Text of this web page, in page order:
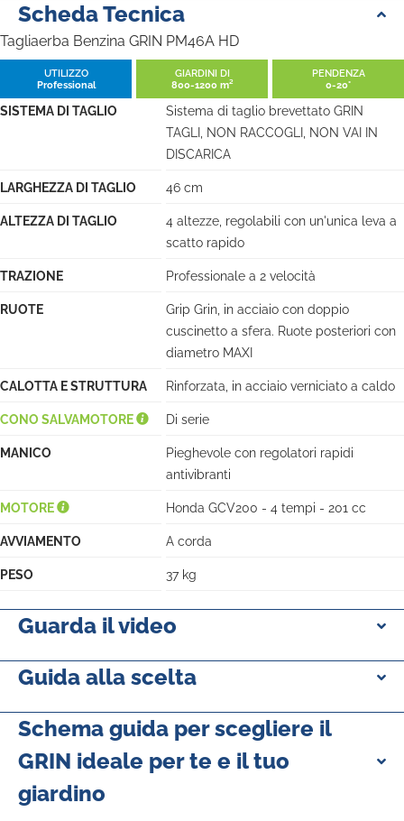
Scheda Tecnica
Tagliaerba Benzina GRIN PM46A HD
UTILIZZO
Professional
GIARDINI DI
800-1200 m²
PENDENZA
0-20°
SISTEMA DI TAGLIO
Sistema di taglio brevettato GRIN
TAGLI, NON RACCOGLI, NON VAI IN
DISCARICA
LARGHEZZA DI TAGLIO 46 cm
ALTEZZA DI TAGLIO
4 altezze, regolabili con un'unica leva a
scatto rapido
TRAZIONE Professionale a 2 velocità
RUOTE
Grip Grin, in acciaio con doppio
cuscinetto a sfera. Ruote posteriori con
diametro MAXI
CALOTTA E STRUTTURA Rinforzata, in acciaio verniciato a caldo
CONO SALVAMOTORE Di serie
MANICO
Pieghevole con regolatori rapidi
antivibranti
MOTORE Honda GCV200 - 4 tempi - 201 cc
AVVIAMENTO A corda
PESO 37 kg
Guarda il video
Guida alla scelta
Schema guida per scegliere il
GRIN ideale per te e il tuo
giardino